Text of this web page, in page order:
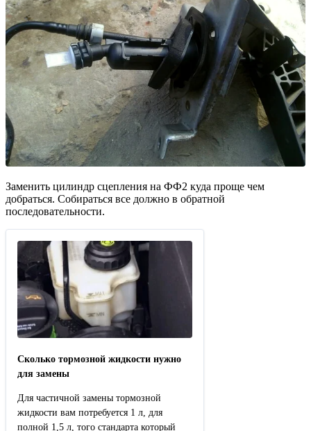
Заменить цилиндр сцепления на ФФ2 куда проще чем
добраться. Собираться все должно в обратной
последовательности.
Сколько тормозной жидкости нужно
для замены
Для частичной замены тормозной
жидкости вам потребуется 1 л, для
полной 1,5 л, того стандарта который